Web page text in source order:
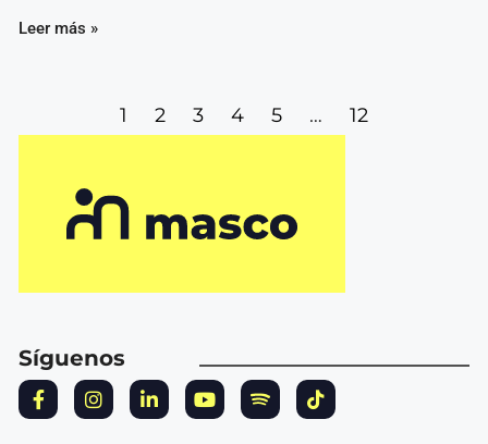
Leer más »
1 2 3 4 5 … 12
Síguenos